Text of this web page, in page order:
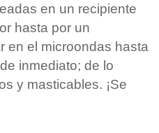
en un recipiente
hasta por un
en el microondas hasta
inmediato; de lo
y masticables. ¡Se